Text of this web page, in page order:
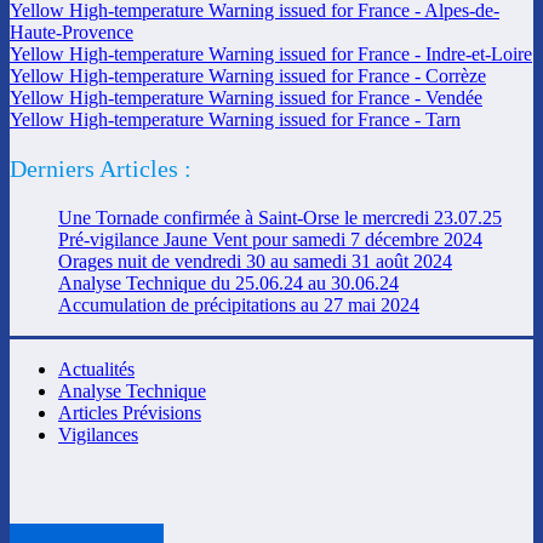
Yellow High-temperature Warning issued for France - Alpes-de-
Haute-Provence
Yellow High-temperature Warning issued for France - Indre-et-Loire
Yellow High-temperature Warning issued for France - Corrèze
Yellow High-temperature Warning issued for France - Vendée
Yellow High-temperature Warning issued for France - Tarn
Derniers Articles :
Une Tornade confirmée à Saint-Orse le mercredi 23.07.25
Pré-vigilance Jaune Vent pour samedi 7 décembre 2024
Orages nuit de vendredi 30 au samedi 31 août 2024
Analyse Technique du 25.06.24 au 30.06.24
Accumulation de précipitations au 27 mai 2024
Actualités
Analyse Technique
Articles Prévisions
Vigilances